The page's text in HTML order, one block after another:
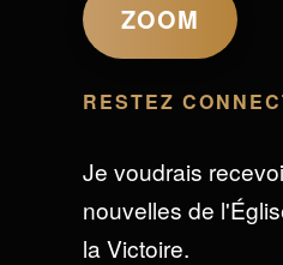
ZOOM
RESTEZ
Je voudrais
nouvelles de
la Victoire.